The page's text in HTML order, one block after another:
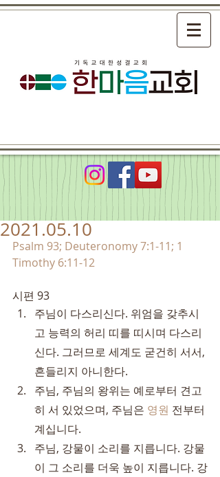
2021.05.10
Psalm 93; Deuteronomy 7:1-11; 1
Timothy 6:11-12
시편 93
주님이 다스리신다. 위엄을 갖추시
고 능력의 허리 띠를 띠시며 다스리
신다. 그러므로 세계도 굳건히 서서,
흔들리지 아니한다.
주님, 주님의 왕위는 예로부터 견고
히 서 있었으며, 주님은 영원 전부터
계십니다.
주님, 강물이 소리를 지릅니다. 강물
이 그 소리를 더욱 높이 지릅니다. 강